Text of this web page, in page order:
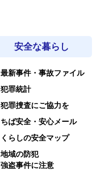
安全な暮らし
最新事件・事故ファイル
犯罪統計
犯罪捜査にご協力を
ちば安全・安心メール
くらしの安全マップ
地域の防犯
強盗事件に注意